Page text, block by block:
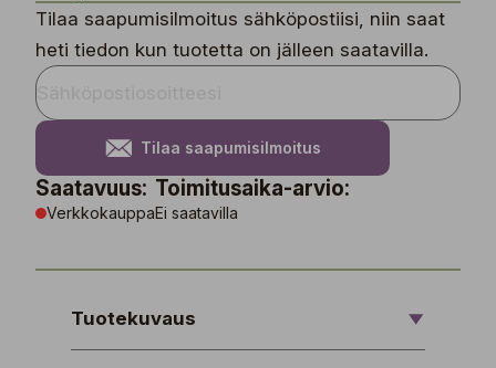
Tilaa saapumisilmoitus sähköpostiisi, niin saat
heti tiedon kun tuotetta on jälleen saatavilla.
Tilaa saapumisilmoitus
Saatavuus:
Verkkokauppa
Toimitusaika-arvio:
Ei saatavilla
Tuotekuvaus